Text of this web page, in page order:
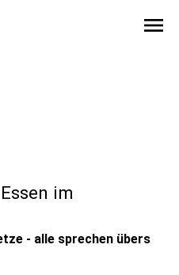
menu
im
- alle sprechen übers